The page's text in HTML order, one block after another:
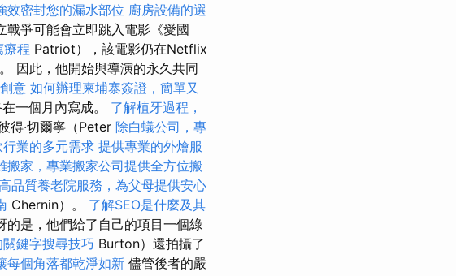
效密封您的漏水部位 廚房設備的選
戰爭可能會立即跳入電影《愛國
療程 Patriot），該電影仍在Netflix
因此，他開始與導演的永久共同
意 如何辦理柬埔寨簽證，簡單又
一個月內寫成。 了解植牙過程，
得·切爾寧（Peter 除白蟻公司，專
業的多元需求 提供專業的外燴服
搬家，專業搬家公司提供全方位搬
品質養老院服務，為父母提供安心
Chernin）。 了解SEO是什麼及其
的是，他們給了自己的項目一個綠
鍵字搜尋技巧 Burton）還拍攝了
每個角落都乾淨如新 儘管後者的嚴